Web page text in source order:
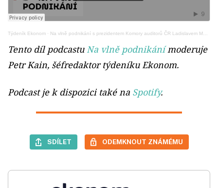
Týdeník Ekonom · Na vlně podnikání s prezidentem Komory auditorů ČR Ladislavem Mejzlíkem
Tento díl podcastuNa vlně podnikánímoderuje
Petr Kain, šéfredaktor týdeníku Ekonom.
Podcast je k dispozici také na Spotify.
SDÍLET ODEMKNOUT ZNÁMÉMU